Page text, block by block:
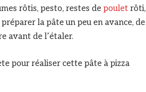
rôtis, pesto, restes de poulet rôti,
la pâte un peu en avance, de
avant de l’étaler.
pour réaliser cette pâte à pizza